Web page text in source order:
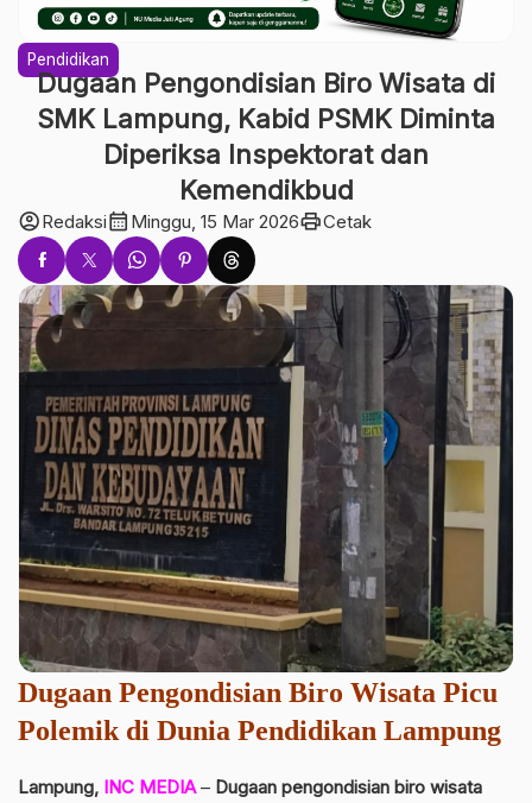
Pendidikan
Dugaan Pengondisian Biro Wisata di
SMK Lampung, Kabid PSMK Diminta
Diperiksa Inspektorat dan
Kemendikbud
account_circleRedaksicalendar_month Minggu, 15 Mar 2026printCetak
Dugaan Pengondisian Biro Wisata Picu
Polemik di Dunia Pendidikan Lampung
Lampung, INC MEDIA – Dugaan pengondisian biro wisata